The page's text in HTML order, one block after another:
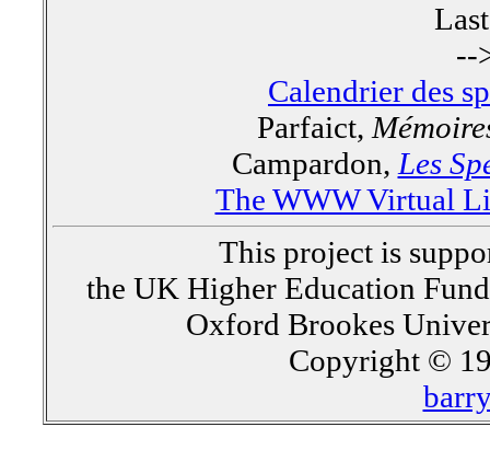
--
Calendrier des
Parfaict,
Campardon, Les
The WWW Virtual
This project is
the UK Higher Education
Oxford Brookes
Copyright ©